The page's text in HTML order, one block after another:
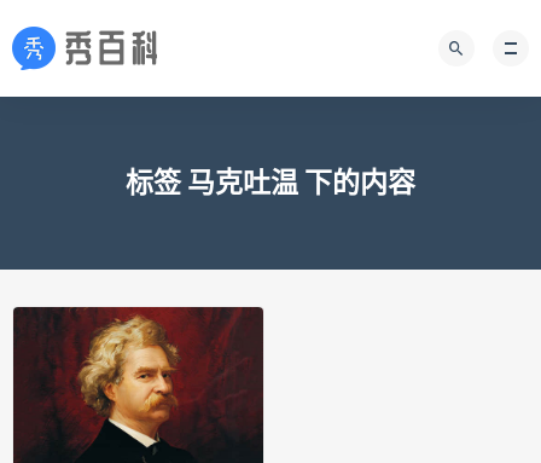
标签 马克吐温 下的内容